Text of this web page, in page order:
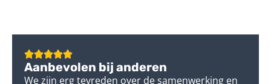
Aanbevolen bij anderen
We zijn erg tevreden over de samenwerking en